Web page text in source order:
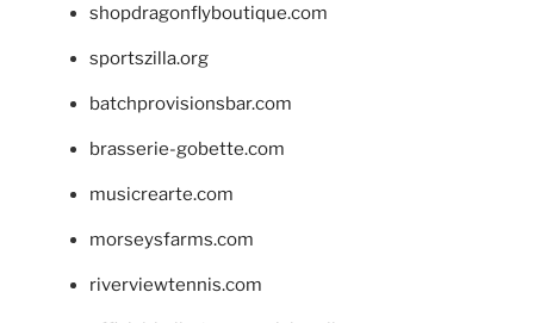
shopdragonflyboutique.com
sportszilla.org
batchprovisionsbar.com
brasserie-gobette.com
musicrearte.com
morseysfarms.com
riverviewtennis.com